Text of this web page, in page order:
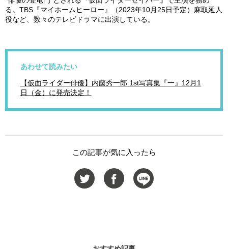
る。TBS『マイホームヒーロー』（2023年10月25日予定）麻取延人
役など、数々のテレビドラマに出演している。
あわせて読みたい
【仮面ライダー俳優】内藤秀一郎 1st写真集『一』12月1
日（金）に発売決定！
この記事が気に入ったら